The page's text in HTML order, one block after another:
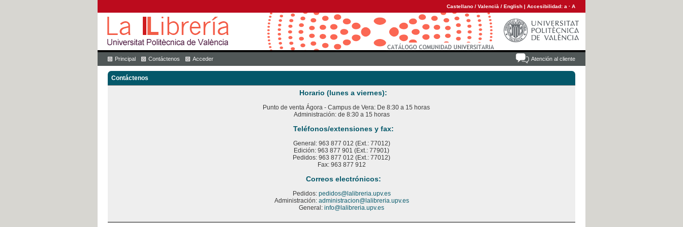
Castellano / Valencià / English | Accesibilidad: a · A
Atención al cliente
Principal Contáctenos Acceder
Contáctenos
Horario (lunes a viernes):
Punto de venta Ágora - Campus de Vera: De 8:30 a 15 horas
Administración: de 8:30 a 15 horas
Teléfonos/extensiones y fax:
General: 963 877 012 (Ext.: 77012)
Edición: 963 877 901 (Ext.: 77901)
Pedidos: 963 877 012 (Ext.: 77012)
Fax: 963 877 912
Correos electrónicos:
Pedidos: pedidos@lalibreria.upv.es
Administración: administracion@lalibreria.upv.es
General: info@lalibreria.upv.es